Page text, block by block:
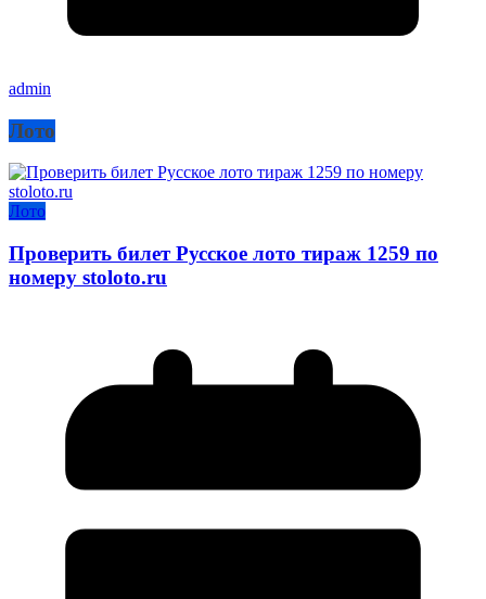
admin
Лото
Лото
Проверить билет Русское лото тираж 1259 по
номеру stoloto.ru